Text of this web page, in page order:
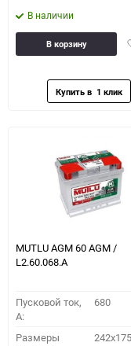
В наличии
В корзину
MUTLU AGM 60 AGM /
L2.60.068.A
Пусковой ток,
A:
680
Размеры